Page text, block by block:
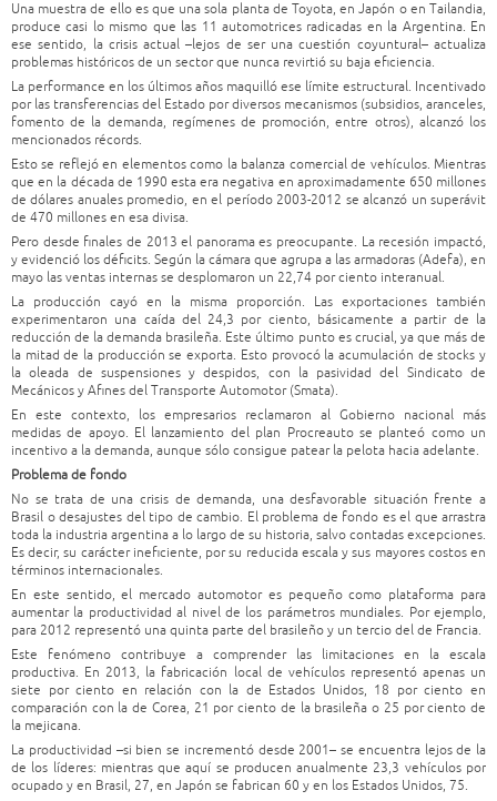
Una muestra de ello es que una sola planta de Toyota, en Japón o en Tailandia,
produce casi lo mismo que las 11 automotrices radicadas en la Argentina. En
ese sentido, la crisis actual –lejos de ser una cuestión coyuntural– actualiza
problemas históricos de un sector que nunca revirtió su baja eficiencia.
La performance en los últimos años maquilló ese límite estructural. Incentivado
por las transferencias del Estado por diversos mecanismos (subsidios, aranceles,
fomento de la demanda, regímenes de promoción, entre otros), alcanzó los
mencionados récords.
Esto se reflejó en elementos como la balanza comercial de vehículos. Mientras
que en la década de 1990 esta era negativa en aproximadamente 650 millones
de dólares anuales promedio, en el período 2003-2012 se alcanzó un superávit
de 470 millones en esa divisa.
Pero desde finales de 2013 el panorama es preocupante. La recesión impactó,
y evidenció los déficits. Según la cámara que agrupa a las armadoras (Adefa), en
mayo las ventas internas se desplomaron un 22,74 por ciento interanual.
La producción cayó en la misma proporción. Las exportaciones también
experimentaron una caída del 24,3 por ciento, básicamente a partir de la
reducción de la demanda brasileña. Este último punto es crucial, ya que más de
la mitad de la producción se exporta. Esto provocó la acumulación de stocks y
la oleada de suspensiones y despidos, con la pasividad del Sindicato de
Mecánicos y Afines del Transporte Automotor (Smata).
En este contexto, los empresarios reclamaron al Gobierno nacional más
medidas de apoyo. El lanzamiento del plan Procreauto se planteó como un
incentivo a la demanda, aunque sólo consigue patear la pelota hacia adelante.
Problema de fondo
No se trata de una crisis de demanda, una desfavorable situación frente a
Brasil o desajustes del tipo de cambio. El problema de fondo es el que arrastra
toda la industria argentina a lo largo de su historia, salvo contadas excepciones.
Es decir, su carácter ineficiente, por su reducida escala y sus mayores costos en
términos internacionales.
En este sentido, el mercado automotor es pequeño como plataforma para
aumentar la productividad al nivel de los parámetros mundiales. Por ejemplo,
para 2012 representó una quinta parte del brasileño y un tercio del de Francia.
Este fenómeno contribuye a comprender las limitaciones en la escala
productiva. En 2013, la fabricación local de vehículos representó apenas un
siete por ciento en relación con la de Estados Unidos, 18 por ciento en
comparación con la de Corea, 21 por ciento de la brasileña o 25 por ciento de
la mejicana.
La productividad –si bien se incrementó desde 2001– se encuentra lejos de la
de los líderes: mientras que aquí se producen anualmente 23,3 vehículos por
ocupado y en Brasil, 27, en Japón se fabrican 60 y en los Estados Unidos, 75.